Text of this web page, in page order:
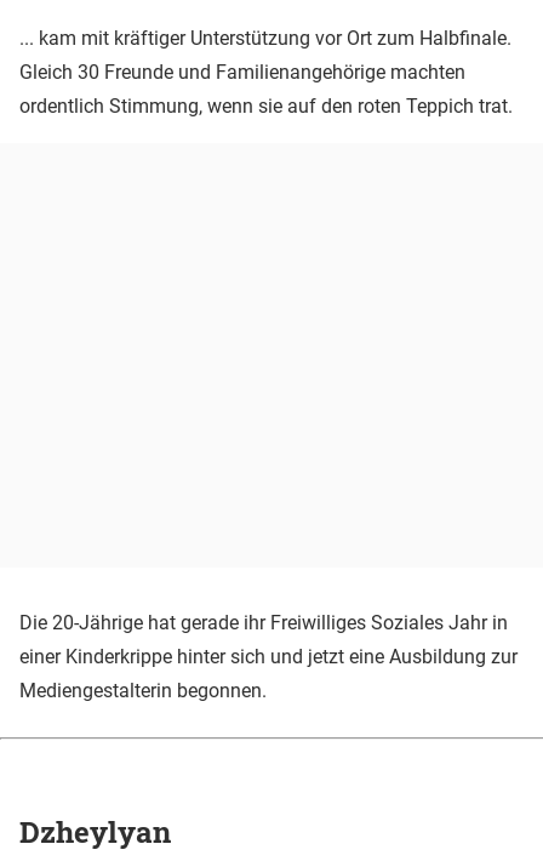
... kam mit kräftiger Unterstützung vor Ort zum Halbfinale.
Gleich 30 Freunde und Familienangehörige machten
ordentlich Stimmung, wenn sie auf den roten Teppich trat.
Die 20-Jährige hat gerade ihr Freiwilliges Soziales Jahr in
einer Kinderkrippe hinter sich und jetzt eine Ausbildung zur
Mediengestalterin begonnen.
Dzheylyan